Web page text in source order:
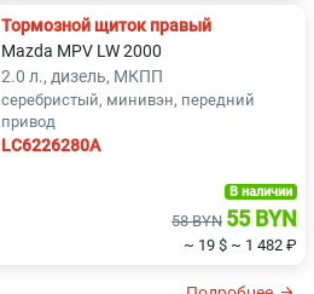
Тормозной щиток правый
Mazda MPV LW 2000
2.0 л., дизель, МКПП
серебристый, минивэн, передний
привод
LC6226280A
В наличии
58 BYN 55 BYN
~ 19 $ ~ 1 482 ₽